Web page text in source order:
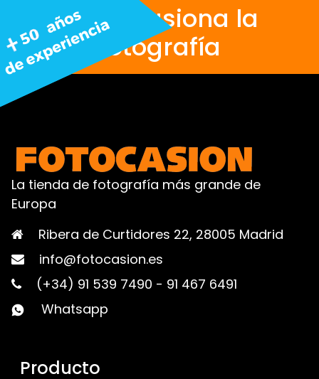
Nos apasiona la
fotografía
La tienda de fotografía más grande de
Europa
Ribera de Curtidores 22, 28005 Madrid
info@fotocasion.es
(+34) 91 539 7490 - 91 467 6491
Whatsapp
Producto